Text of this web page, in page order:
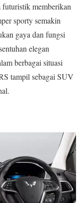
memberikan
sporty semakin
gaya dan fungsi
elegan
berbagai situasi
tampil sebagai SUV